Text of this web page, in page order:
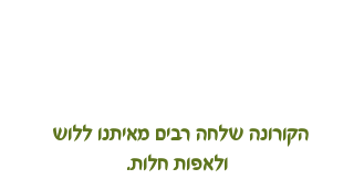
הקורונה שלחה רבים מאיתנו ללוש
ולאפות חלות.